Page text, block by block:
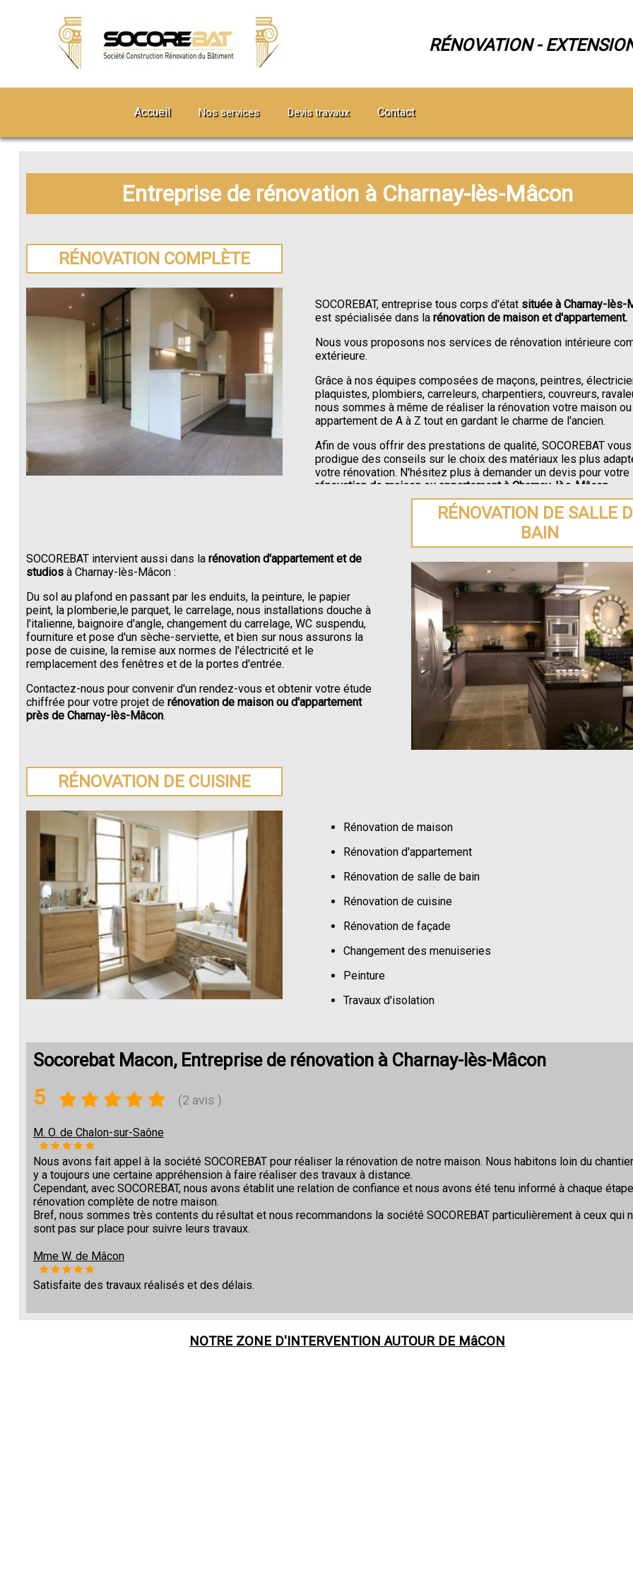
RÉNOVATION -
Accueil Nos services Devis travaux Contact
Entreprise de rénovation à Charnay-lès-Mâcon
RÉNOVATION COMPLÈTE
SOCOREBAT, entreprise tous corps d'état située à Charnay-lès-
est spécialisée dans la rénovation de maison et d'appartement.
Nous vous proposons nos services de rénovation intérieure
extérieure.
Grâce à nos équipes composées de maçons, peintres,
plaquistes, plombiers, carreleurs, charpentiers, couvreurs,
nous sommes à même de réaliser la rénovation votre maison
appartement de A à Z tout en gardant le charme de l'ancien.
Afin de vous offrir des prestations de qualité, SOCOREBAT vous
prodigue des conseils sur le choix des matériaux les plus
votre rénovation. N'hésitez plus à demander un devis pour votre
rénovation de maison ou appartement à Charnay-lès-Mâcon.
RÉNOVATION DE SALLE
BAIN
SOCOREBAT intervient aussi dans la rénovation d'appartement et de
studiosà Charnay-lès-Mâcon :
Du sol au plafond en passant par les enduits, la peinture, le papier
peint, la plomberie,le parquet, le carrelage, nous installations douche à
l'italienne, baignoire d'angle, changement du carrelage, WC suspendu,
fourniture et pose d'un sèche-serviette, et bien sur nous assurons la
pose de cuisine, la remise aux normes de l'électricité et le
remplacement des fenêtres et de la portes d'entrée.
Contactez-nous pour convenir d'un rendez-vous et obtenir votre étude
chiffrée pour votre projet derénovation de maison ou d'appartement
près de Charnay-lès-Mâcon.
RÉNOVATION DE CUISINE
Rénovation de maison
Rénovation d'appartement
Rénovation de salle de bain
Rénovation de cuisine
Rénovation de façade
Changement des menuiseries
Peinture
Travaux d'isolation
Socorebat Macon, Entreprise de rénovation à Charnay-lès-Mâcon
5 (2 avis )
M. O. de Chalon-sur-Saône
Nous avons fait appel à la société SOCOREBAT pour réaliser la rénovation de notre maison. Nous habitons loin du
y a toujours une certaine appréhension à faire réaliser des travaux à distance.
Cependant, avec SOCOREBAT, nous avons établit une relation de confiance et nous avons été tenu informé à chaque
rénovation complète de notre maison.
Bref, nous sommes très contents du résultat et nous recommandons la société SOCOREBAT particulièrement à ceux qui
sont pas sur place pour suivre leurs travaux.
Mme W. de Mâcon
Satisfaite des travaux réalisés et des délais.
NOTRE ZONE D'INTERVENTION AUTOUR DE MâCON